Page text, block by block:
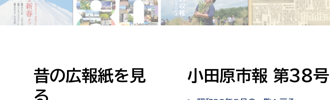
障がい者
環境・エネルギー
都市基盤
市民部
地域安全課
人権・男女共同参画課
防災部
昔の広報紙を見
る
小田原市報 第38号